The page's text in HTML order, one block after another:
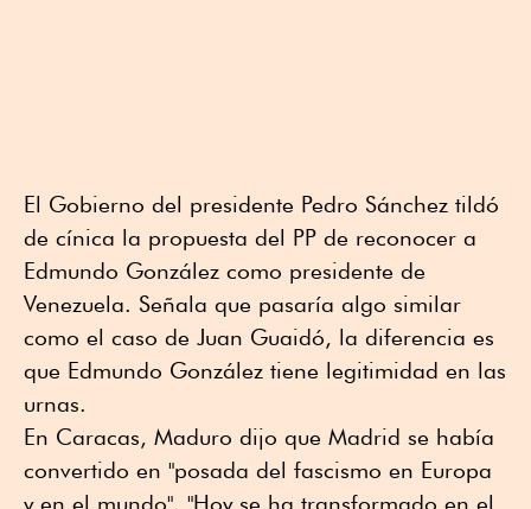
El Gobierno del presidente Pedro Sánchez tildó
de cínica la propuesta del PP de reconocer a
Edmundo González como presidente de
Venezuela. Señala que pasaría algo similar
como el caso de Juan Guaidó, la diferencia es
que Edmundo González tiene legitimidad en las
urnas.
En Caracas, Maduro dijo que Madrid se había
convertido en "posada del fascismo en Europa
y en el mundo". "Hoy se ha transformado en el